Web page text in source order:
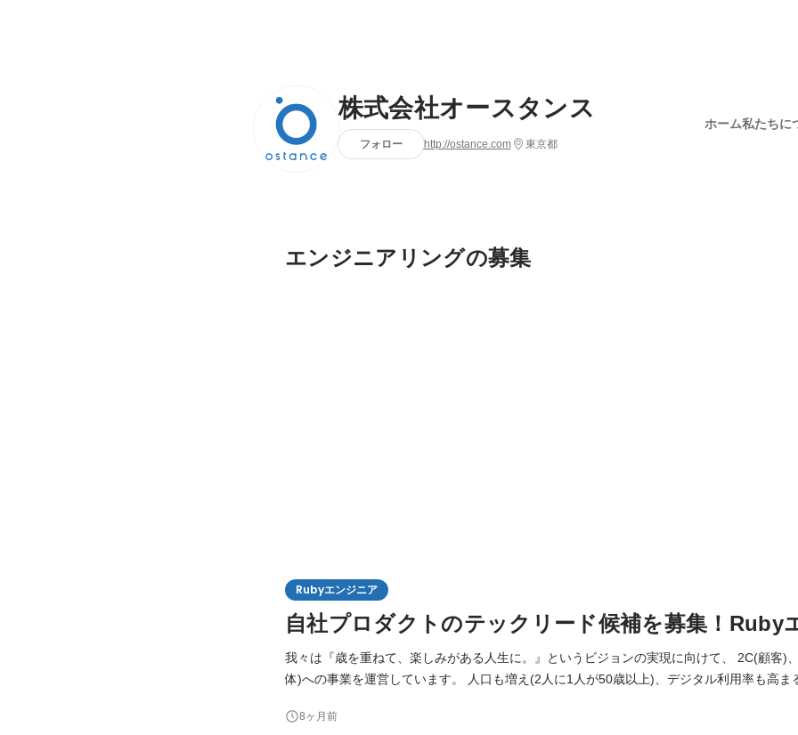
株式会社オースタンス
フォロー http://ostance.com 東京都
ホーム私たちに
エンジニアリングの募集
Rubyエンジニア
自社プロダクトのテックリード候補を募集！Ruby
我々は『歳を重ねて、楽しみがある人生に。』というビジョンの実現に向けて、 2C(顧客)
体)への事業を運営しています。 人口も増え(2人に1人が50歳以上)、デジタル利用率も高まる、巨大なシニアDX
寿命延伸をミッションに掲げ、子育後や退職後にポッカリ空いたカレンダーを 埋めるよう
8ヶ月前